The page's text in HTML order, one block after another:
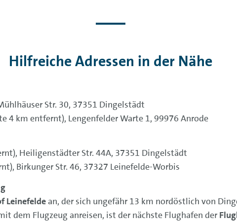
Hilfreiche Adressen in der Nähe
Str. 30, 37351 Dingelstädt
4 km entfernt), Lengenfelder Warte 1, 99976 Anrode
Heiligenstädter Str. 44A, 37351 Dingelstädt
Birkunger Str. 46, 37327 Leinefelde-Worbis
Leinefeldean, der sich ungefähr 13 km nordöstlich von
dem Flugzeug anreisen, ist der nächste Flughafen der